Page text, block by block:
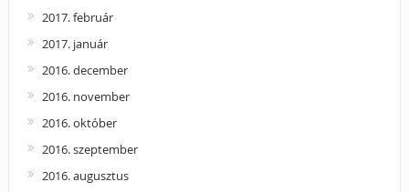
2017. február
2017. január
2016. december
2016. november
2016. október
2016. szeptember
2016. augusztus